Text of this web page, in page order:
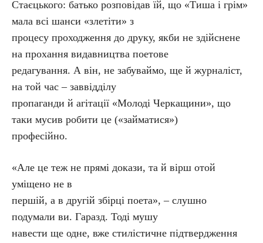
Стаєцького: батько розповідав їй, що «Тиша і грім»
мала всі шанси «злетіти» з
процесу проходження до друку, якби не здійснене
на прохання видавництва поетове
редагування. А він, не забуваймо, ще й журналіст,
на той час – заввідділу
пропаганди й агітації «Молоді Черкащини», що
таки мусив робити це («займатися»)
професійно.
«Але це теж не прямі докази, та й вірш отой
уміщено не в
першій, а в другій збірці поета», – слушно
подумали ви. Гаразд. Тоді мушу
навести ще одне, вже стилістичне підтвердження